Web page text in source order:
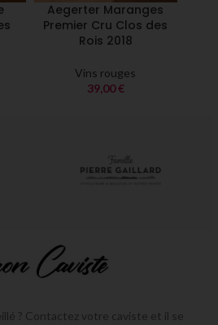
Aegerter Maranges
Premier Cru Clos des
Rois 2018
Vins rouges
39,00€
? Contactez votre caviste et il se